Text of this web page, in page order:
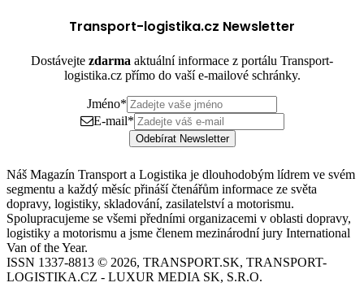
Transport-logistika.cz Newsletter
Dostávejte zdarma aktuální informace z portálu Transport-
logistika.cz přímo do vaší e-mailové schránky.
Jméno*
E-mail*
Odebírat Newsletter
Náš Magazín Transport a Logistika je dlouhodobým lídrem ve svém
segmentu a každý měsíc přináší čtenářům informace ze světa
dopravy, logistiky, skladování, zasilatelství a motorismu.
Spolupracujeme se všemi předními organizacemi v oblasti dopravy,
logistiky a motorismu a jsme členem mezinárodní jury International
Van of the Year.
ISSN 1337-8813 © 2026, TRANSPORT.SK, TRANSPORT-
LOGISTIKA.CZ - LUXUR MEDIA SK, S.R.O.